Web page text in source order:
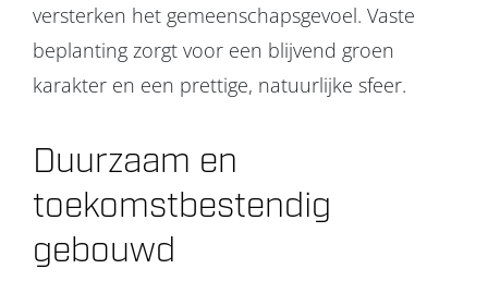
versterken het gemeenschapsgevoel. Vaste
beplanting zorgt voor een blijvend groen
karakter en een prettige, natuurlijke sfeer.
Duurzaam en
toekomstbestendig
gebouwd